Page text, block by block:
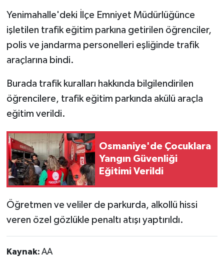
Yenimahalle'deki İlçe Emniyet Müdürlüğünce
işletilen trafik eğitim parkına getirilen öğrenciler,
polis ve jandarma personelleri eşliğinde trafik
araçlarına bindi.
Burada trafik kuralları hakkında bilgilendirilen
öğrencilere, trafik eğitim parkında akülü araçla
eğitim verildi.
Osmaniye'de Çocuklara
Yangın Güvenliği
Eğitimi Verildi
Öğretmen ve veliler de parkurda, alkollü hissi
veren özel gözlükle penaltı atışı yaptırıldı.
Kaynak: AA